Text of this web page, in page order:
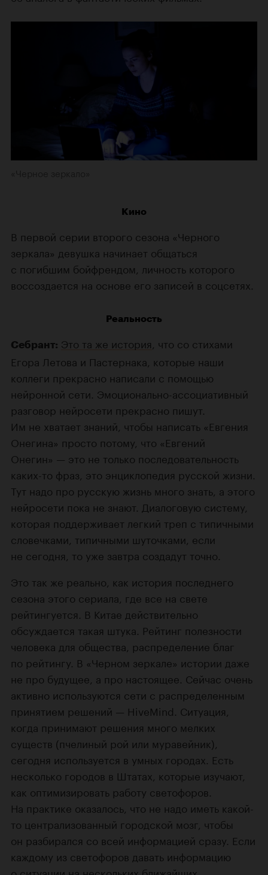
Кино
В первой серии второго сезона «Черного
зеркала» девушка начинает общаться
с погибшим бойфрендом, личность которого
воссоздается на основе его записей в соцсетях.
Реальность
Себрант: Это та же история , что со стихами
Егора Летова и Пастернака, которые наши
коллеги прекрасно написали с помощью
нейронной сети. Эмоционально-ассоциативный
разговор нейросети прекрасно пишут.
Им не хватает знаний, чтобы написать «Евгения
Онегина» просто потому, что «Евгений
Онегин» — это не только последовательность
каких-то фраз, это энциклопедия русской жизни.
Тут надо про русскую жизнь много знать, а этого
нейросети пока не знают. Диалоговую систему,
которая поддерживает легкий треп с типичными
словечками, типичными шуточками, если
не сегодня, то уже завтра создадут точно.
Это так же реально, как история последнего
сезона этого сериала, где все на свете
рейтингуется. В Китае действительно
обсуждается такая штука. Рейтинг полезности
человека для общества, распределение благ
по рейтингу. В «Черном зеркале» истории даже
не про будущее, а про настоящее. Сейчас очень
активно используются сети с распределенным
принятием решений — HiveMind. Ситуация,
когда принимают решения много мелких
существ (пчелиный рой или муравейник),
сегодня используется в умных городах. Есть
несколько городов в Штатах, которые изучают,
как оптимизировать работу светофоров.
На практике оказалось, что не надо иметь какой-
то централизованный городской мозг, чтобы
он разбирался со всей информацией сразу. Если
каждому из светофоров давать информацию